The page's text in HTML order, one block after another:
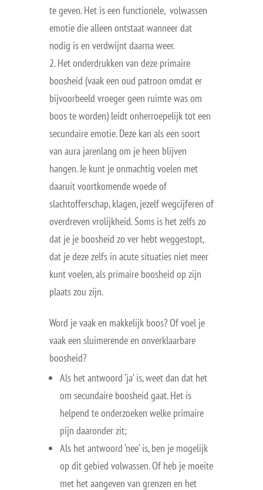
te geven. Het is een functionele, volwassen
emotie die alleen ontstaat wanneer dat
nodig is en verdwijnt daarna weer.
Het onderdrukken van deze primaire
boosheid (vaak een oud patroon omdat er
bijvoorbeeld vroeger geen ruimte was om
boos te worden) leidt onherroepelijk tot een
secundaire emotie. Deze kan als een soort
van aura jarenlang om je heen blijven
hangen. Je kunt je onmachtig voelen met
daaruit voortkomende woede of
slachtofferschap, klagen, jezelf wegcijferen of
overdreven vrolijkheid. Soms is het zelfs zo
dat je je boosheid zo ver hebt weggestopt,
dat je deze zelfs in acute situaties niet meer
kunt voelen, als primaire boosheid op zijn
plaats zou zijn.
Word je vaak en makkelijk boos? Of voel je
vaak een sluimerende en onverklaarbare
boosheid?
Als het antwoord ‘ja’ is, weet dan dat het
om secundaire boosheid gaat. Het is
helpend te onderzoeken welke primaire
pijn daaronder zit;
Als het antwoord ‘nee’ is, ben je mogelijk
op dit gebied volwassen. Of heb je moeite
met het aangeven van grenzen en het